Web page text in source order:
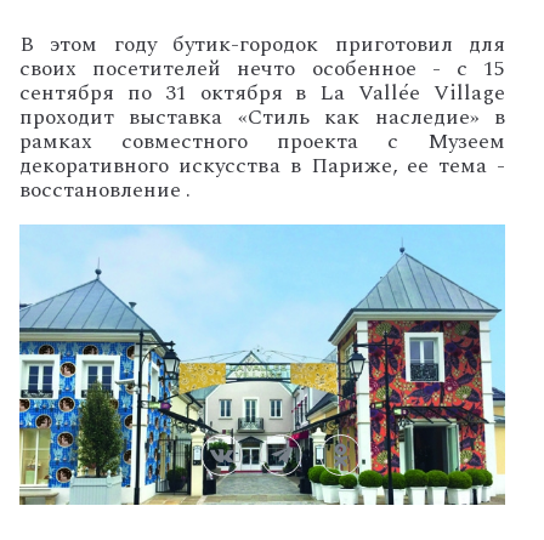
В этом году бутик-городок приготовил для
своих посетителей нечто особенное - с 15
сентября по 31 октября в La Vallée Village
проходит выставка «Стиль как наследие» в
рамках совместного проекта с Музеем
декоративного искусства в Париже, ее тема -
восстановление .